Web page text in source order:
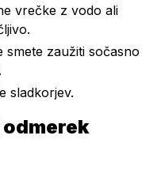
vrečke z vodo ali
smete zaužiti sočasno
sladkorjev.